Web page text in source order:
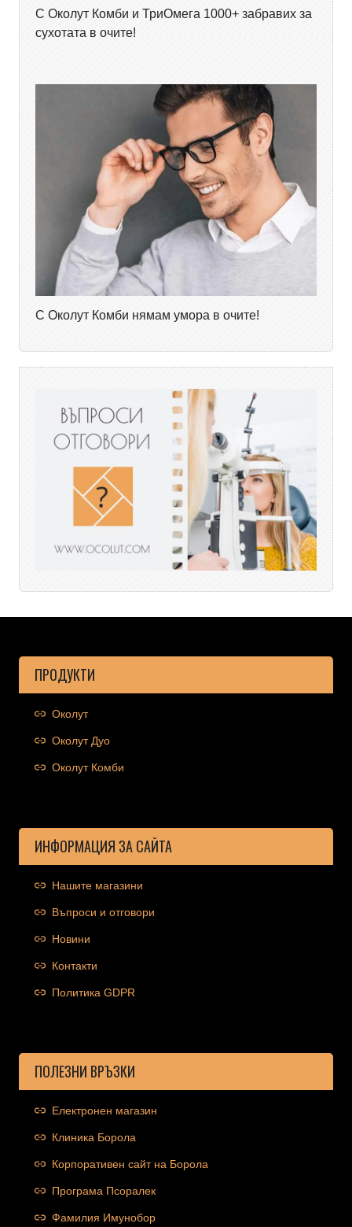
С Околут Комби и ТриОмега 1000+ забравих за
сухотата в очите!
С Околут Комби нямам умора в очите!
ПРОДУКТИ
Околут
Околут Дуо
Околут Комби
ИНФОРМАЦИЯ ЗА САЙТА
Нашите магазини
Въпроси и отговори
Новини
Контакти
Политика GDPR
ПОЛЕЗНИ ВРЪЗКИ
Електронен магазин
Клиника Борола
Корпоративен сайт на Борола
Програма Псоралек
Фамилия Имунобор